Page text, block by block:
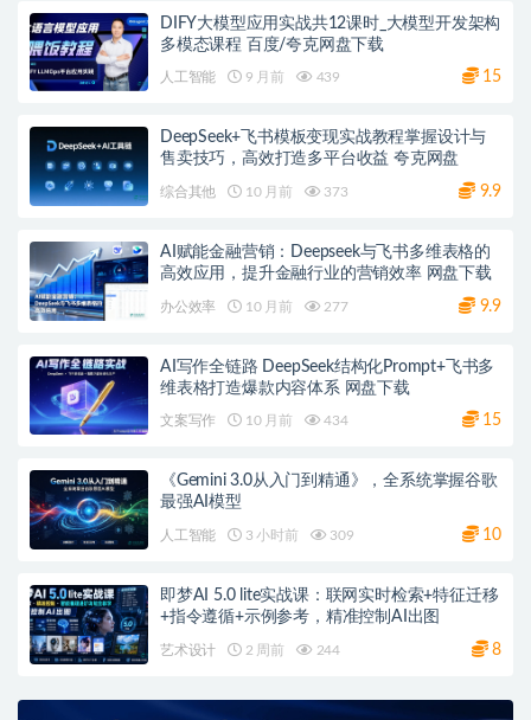
DIFY大模型应用实战共12课时_大模型开发架构
多模态课程 百度/夸克网盘下载
人工智能 9 月前 439 15
DeepSeek+飞书模板变现实战教程掌握设计与
售卖技巧，高效打造多平台收益 夸克网盘
综合其他 10 月前 373 9.9
AI赋能金融营销：Deepseek与飞书多维表格的
高效应用，提升金融行业的营销效率 网盘下载
办公效率 10 月前 277 9.9
AI写作全链路 DeepSeek结构化Prompt+飞书多
维表格打造爆款内容体系 网盘下载
文案写作 10 月前 434 15
《Gemini 3.0从入门到精通》，全系统掌握谷歌
最强AI模型
人工智能 3 小时前 309 10
即梦AI 5.0 lite实战课：联网实时检索+特征迁移
+指令遵循+示例参考，精准控制AI出图
艺术设计 2 周前 244 8